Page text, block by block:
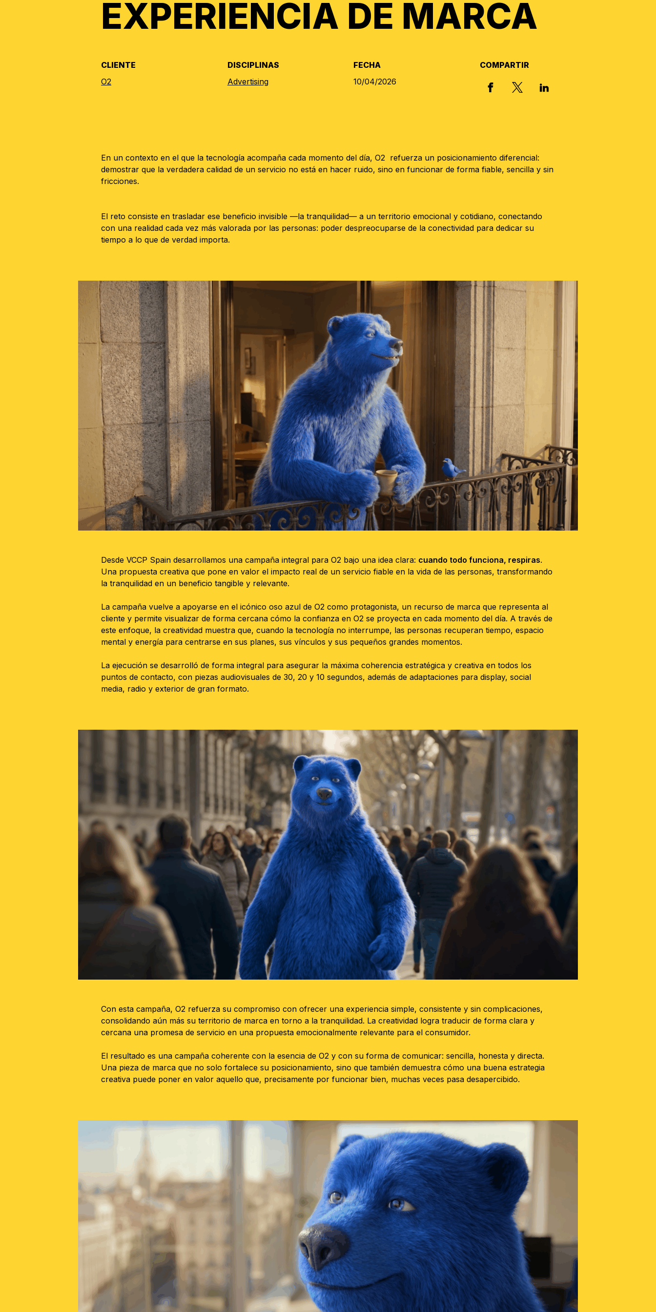
EXPERIENCIA DE MARCA
CLIENTE
O2
COMPARTIR
FACEBOOKX, FORMERLY TWITTER
LINKED IN
DISCIPLINAS
Advertising
FECHA
10/04/2026
En un contexto en el que la tecnología acompaña cada momento del día, O2 refuerza un posicionamiento diferencial:
demostrar que la verdadera calidad de un servicio no está en hacer ruido, sino en funcionar de forma fiable, sencilla y sin
fricciones.
El reto consiste en trasladar ese beneficio invisible —la tranquilidad— a un territorio emocional y cotidiano, conectando
con una realidad cada vez más valorada por las personas: poder despreocuparse de la conectividad para dedicar su
tiempo a lo que de verdad importa.
Desde VCCP Spain desarrollamos una campaña integral para O2 bajo una idea clara: cuando todo funciona, respiras.
Una propuesta creativa que pone en valor el impacto real de un servicio fiable en la vida de las personas, transformando
la tranquilidad en un beneficio tangible y relevante.
La campaña vuelve a apoyarse en el icónico oso azul de O2 como protagonista, un recurso de marca que representa al
cliente y permite visualizar de forma cercana cómo la confianza en O2 se proyecta en cada momento del día. A través de
este enfoque, la creatividad muestra que, cuando la tecnología no interrumpe, las personas recuperan tiempo, espacio
mental y energía para centrarse en sus planes, sus vínculos y sus pequeños grandes momentos.
La ejecución se desarrolló de forma integral para asegurar la máxima coherencia estratégica y creativa en todos los
puntos de contacto, con piezas audiovisuales de 30, 20 y 10 segundos, además de adaptaciones para display, social
media, radio y exterior de gran formato.
Con esta campaña, O2 refuerza su compromiso con ofrecer una experiencia simple, consistente y sin complicaciones,
consolidando aún más su territorio de marca en torno a la tranquilidad. La creatividad logra traducir de forma clara y
cercana una promesa de servicio en una propuesta emocionalmente relevante para el consumidor.
El resultado es una campaña coherente con la esencia de O2 y con su forma de comunicar: sencilla, honesta y directa.
Una pieza de marca que no solo fortalece su posicionamiento, sino que también demuestra cómo una buena estrategia
creativa puede poner en valor aquello que, precisamente por funcionar bien, muchas veces pasa desapercibido.